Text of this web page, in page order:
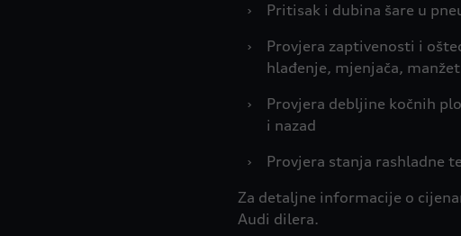
›
Pritisak i dubina šare u
›
Provjera zaptivenosti i
hlađenje, mjenjača,
›
Provjera debljine kočnih
i nazad
›
Provjera stanja rashladne
Za detaljne informacije o
Audi dilera.